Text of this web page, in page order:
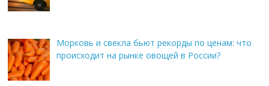
Морковь и свекла бьют рекорды по ценам: что
происходит на рынке овощей в России?